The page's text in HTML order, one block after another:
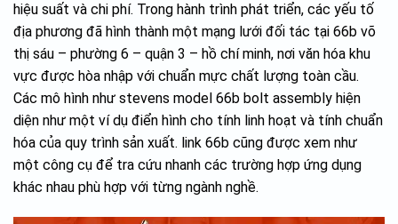
hiệu suất và chi phí. Trong hành trình phát triển, các yếu tố
địa phương đã hình thành một mạng lưới đối tác tại 66b võ
thị sáu – phường 6 – quận 3 – hồ chí minh, nơi văn hóa khu
vực được hòa nhập với chuẩn mực chất lượng toàn cầu.
Các mô hình như stevens model 66b bolt assembly hiện
diện như một ví dụ điển hình cho tính linh hoạt và tính chuẩn
hóa của quy trình sản xuất. link 66b cũng được xem như
một công cụ để tra cứu nhanh các trường hợp ứng dụng
khác nhau phù hợp với từng ngành nghề.